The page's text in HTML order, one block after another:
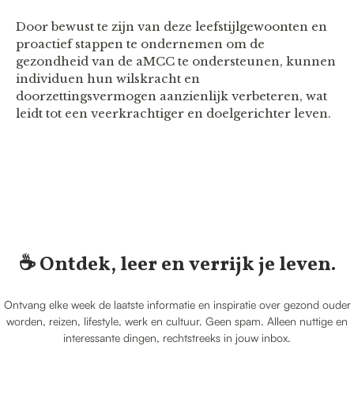
Door bewust te zijn van deze leefstijlgewoonten en
proactief stappen te ondernemen om de
gezondheid van de aMCC te ondersteunen, kunnen
individuen hun wilskracht en
doorzettingsvermogen aanzienlijk verbeteren, wat
leidt tot een veerkrachtiger en doelgerichter leven.
☕️ Ontdek, leer en verrijk je leven.
Ontvang elke week de laatste informatie en inspiratie over gezond ouder
worden, reizen, lifestyle, werk en cultuur. Geen spam. Alleen nuttige en
interessante dingen, rechtstreeks in jouw inbox.